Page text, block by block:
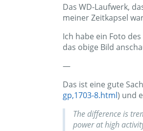
Das WD-Laufwerk,
meiner Zeitkapsel
Ich habe ein Foto
das obige Bild
—
Das ist eine gute
gp,1703-8.html) und
The difference is
power at high